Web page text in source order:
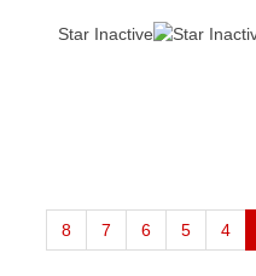
4
5
6
7
8